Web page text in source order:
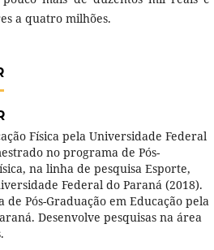
a quatro milhões.
Física pela Universidade Federal
no programa de Pós-
na linha de pesquisa Esporte,
Federal do Paraná (2018).
Pós-Graduação em Educação pela
Desenvolve pesquisas na área